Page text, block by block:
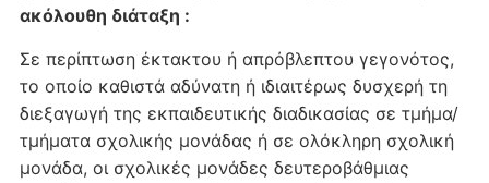
ακόλουθη διάταξη :
Σε περίπτωση έκτακτου ή απρόβλεπτου γεγονότος,
το οποίο καθιστά αδύνατη ή ιδιαιτέρως δυσχερή τη
διεξαγωγή της εκπαιδευτικής διαδικασίας σε τμήμα/
τμήματα σχολικής μονάδας ή σε ολόκληρη σχολική
μονάδα, οι σχολικές μονάδες δευτεροβάθμιας